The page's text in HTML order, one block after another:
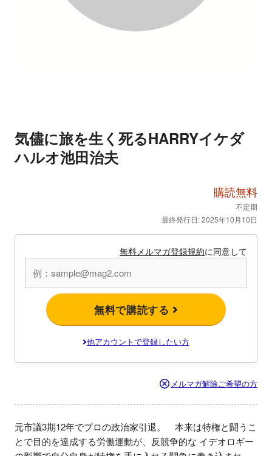
気儘に旅を生く死るHARRYイケダ
ハルオ池田治夫
購読無料
不定期
最終発行日: 2025年10月10日
無料メルマガ登録規約に同意して
無料で購読する
他アカウントで登録したい方
メルマガ解除ご希望の方
元市議3期12年でプロの政治家引退。　本来は特権と闘うこ
とで目的を達成する労働運動が、反競争的な イデオロギー